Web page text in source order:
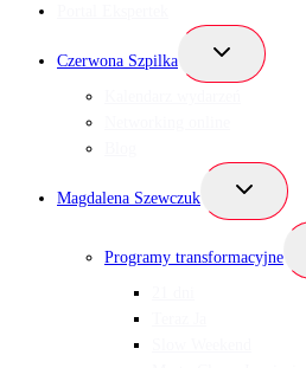
Czerwona Szpilka
Przełącz
podrzędne
Magdalena Szewczuk
Przełącz
podrzędne
Programy transformacyjne